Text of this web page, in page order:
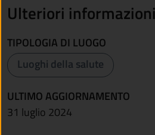
Ulteriori informazioni
TIPOLOGIA DI LUOGO
Luoghi della salute
ULTIMO AGGIORNAMENTO
31 luglio 2024